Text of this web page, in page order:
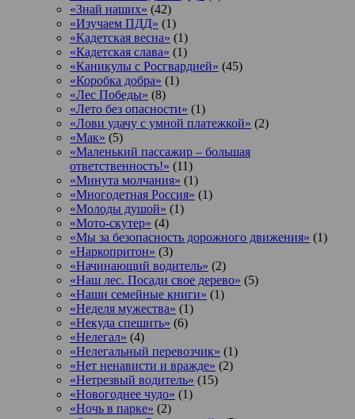
«Знай наших» (42)
«Изучаем ПДД» (1)
«Кадетская весна» (1)
«Кадетская слава» (1)
«Каникулы с Росгвардией» (45)
«Коробка добра» (1)
«Лес Победы» (8)
«Лето без опасности» (1)
«Лови удачу с умной платежкой» (2)
«Мак» (5)
«Маленький пассажир – большая
ответственность!» (11)
«Минута молчания» (1)
«Многодетная Россия» (1)
«Молоды душой» (1)
«Мото-скутер» (4)
«Мы за безопасность дорожного движения» (1)
«Наркопритон» (3)
«Начинающий водитель» (2)
«Наш лес. Посади свое дерево» (5)
«Наши семейные книги» (1)
«Неделя мужества» (1)
«Некуда спешить» (6)
«Нелегал» (4)
«Нелегальный перевозчик» (1)
«Нет ненависти и вражде» (2)
«Нетрезвый водитель» (15)
«Новогоднее чудо» (1)
«Ночь в парке» (2)